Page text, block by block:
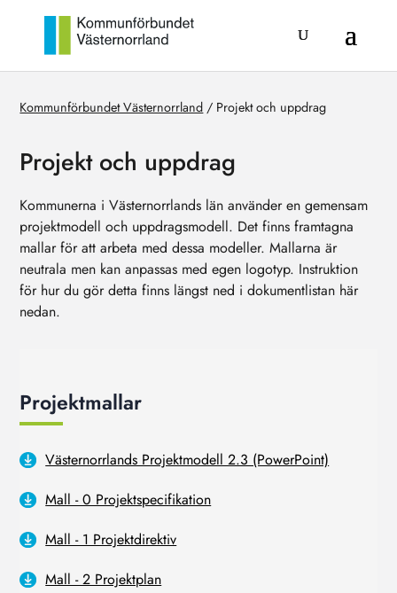
Kommunförbundet Västernorrland / Projekt och uppdrag
Projekt och uppdrag
Kommunerna i Västernorrlands län använder en gemensam
projektmodell och uppdragsmodell. Det finns framtagna
mallar för att arbeta med dessa modeller. Mallarna är
neutrala men kan anpassas med egen logotyp. Instruktion
för hur du gör detta finns längst ned i dokumentlistan här
nedan.
Projektmallar
Västernorrlands Projektmodell 2.3 (PowerPoint)
Mall - 0 Projektspecifikation
Mall - 1 Projektdirektiv
Mall - 2 Projektplan